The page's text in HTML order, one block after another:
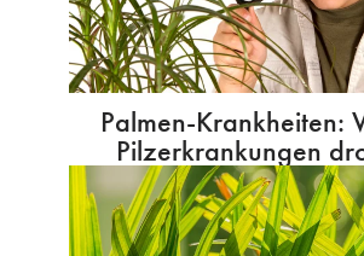
Palmen-Krankheiten:
Pilzerkrankungen